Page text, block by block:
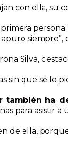
con ella, su
primera
apuro
Silva,
sin que se le
también ha
para asistir
de ella,